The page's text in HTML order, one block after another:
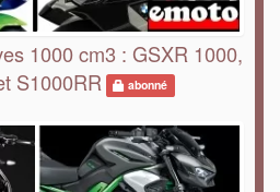
1000 cm3 : GSXR 1000,
S1000RR
abonné